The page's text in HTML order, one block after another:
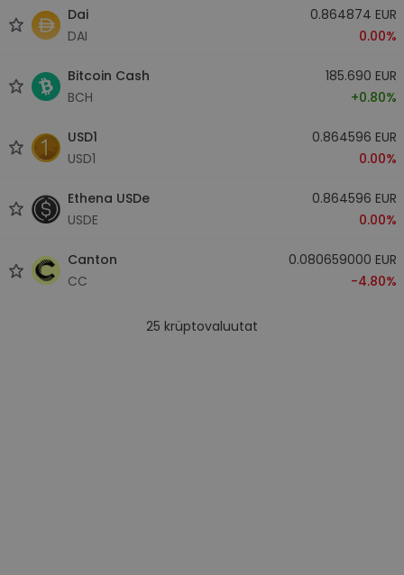
Dai
DAI
0.864874 EUR
0.00%
Bitcoin Cash
BCH
185.690 EUR
+0.80%
USD1
USD1
0.864596 EUR
0.00%
Ethena USDe
USDE
0.864596 EUR
0.00%
Canton
CC
0.080659000 EUR
-4.80%
25 krüptovaluutat